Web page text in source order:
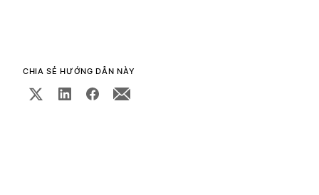
CHIA SẺ HƯỚNG DẪN NÀY